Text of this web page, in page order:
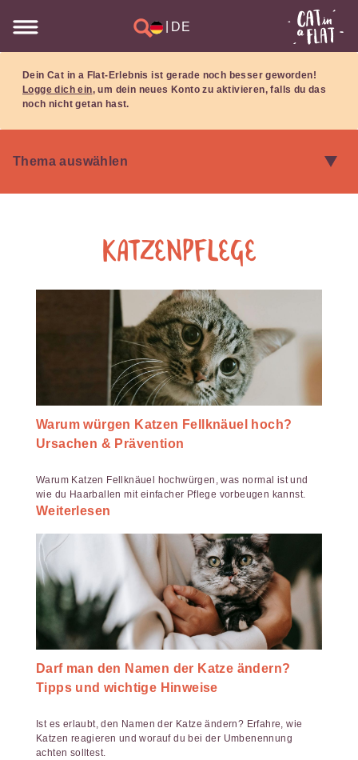
DE
Dein Cat in a Flat-Erlebnis ist gerade noch besser geworden!
Logge dich ein, um dein neues Konto zu aktivieren, falls du das
noch nicht getan hast.
Katzenpflege
Warum würgen Katzen Fellknäuel hoch?
Ursachen & Prävention
Warum Katzen Fellknäuel hochwürgen, was normal ist und
wie du Haarballen mit einfacher Pflege vorbeugen kannst.
Weiterlesen
Darf man den Namen der Katze ändern?
Tipps und wichtige Hinweise
Ist es erlaubt, den Namen der Katze ändern? Erfahre, wie
Katzen reagieren und worauf du bei der Umbenennung
achten solltest.